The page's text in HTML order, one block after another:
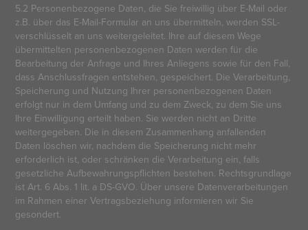
5.2 Personenbezogene Daten, die Sie freiwillig über E-Mail oder
z.B. über das E-Mail-Formular an uns übermitteln, werden SSL-
verschlüsselt an uns weitergeleitet. Ihre auf diesem Wege
übermittelten personenbezogenen Daten werden für die
Bearbeitung der Anfrage und Ihres Anliegens sowie für den Fall,
dass Anschlussfragen entstehen, gespeichert. Die Verarbeitung,
Speicherung und Nutzung Ihrer personenbezogenen Daten
erfolgt nur in dem Umfang und zu dem Zweck, zu dem Sie uns
Ihre Einwilligung erteilt haben. Sie werden nicht an Dritte
weitergegeben. Die in diesem Zusammenhang anfallenden
Daten löschen wir, nachdem die Speicherung nicht mehr
erforderlich ist, oder schränken die Verarbeitung ein, falls
gesetzliche Aufbewahrungspflichten bestehen. Rechtsgrundlage
ist Art. 6 Abs. 1 lit. a DS-GVO. Über unsere Datenverarbeitungen
im Rahmen einer Vertragsbeziehung informieren wir Sie
gesondert.